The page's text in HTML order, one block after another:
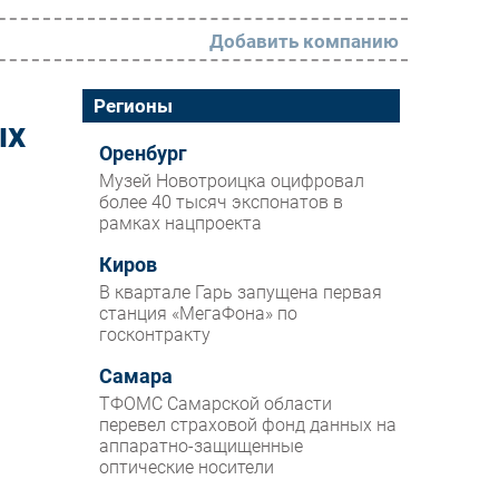
РАЗДЕЛЫ
Новости
Аналитика
Интервью
Мероприятия
Проекты
IT класс
Тестовый стенд
Каталог компаний
Добавить компанию
Регионы
Оренбург
Музей Новотроицка оцифровал
более 40 тысяч экспонатов в
рамках нацпроекта
Киров
В квартале Гарь запущена первая
станция «МегаФона» по
госконтракту
Самара
ТФОМС Самарской области
перевел страховой фонд данных на
аппаратно-защищенные
оптические носители